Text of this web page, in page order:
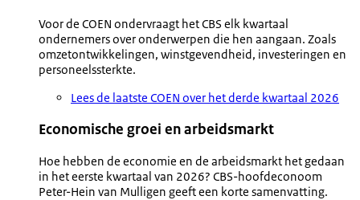
Voor de COEN ondervraagt het CBS elk kwartaal
ondernemers over onderwerpen die hen aangaan. Zoals
omzetontwikkelingen, winstgevendheid, investeringen en
personeelssterkte.
Lees de laatste COEN over het derde kwartaal 2026
Economische groei en arbeidsmarkt
Hoe hebben de economie en de arbeidsmarkt het gedaan
in het eerste kwartaal van 2026? CBS-hoofdeconoom
Peter-Hein van Mulligen geeft een korte samenvatting.